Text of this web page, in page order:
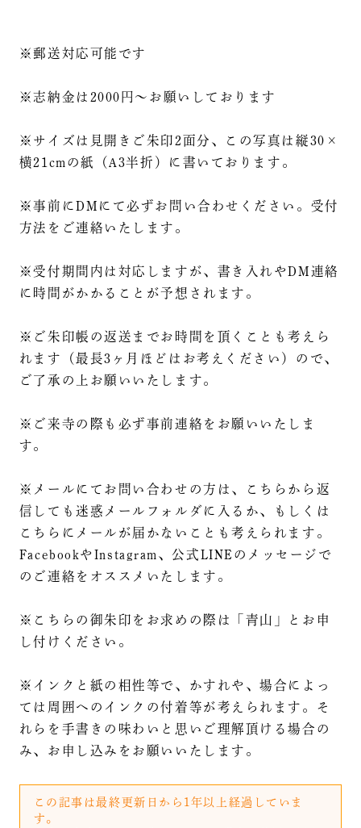
※郵送対応可能です
※志納金は2000円～お願いしております
※サイズは見開きご朱印2面分、この写真は縦30×
横21cmの紙（A3半折）に書いております。
※事前にDMにて必ずお問い合わせください。受付
方法をご連絡いたします。
※受付期間内は対応しますが、書き入れやDM連絡
に時間がかかることが予想されます。
※ご朱印帳の返送までお時間を頂くことも考えら
れます（最長3ヶ月ほどはお考えください）ので、
ご了承の上お願いいたします。
※ご来寺の際も必ず事前連絡をお願いいたしま
す。
※メールにてお問い合わせの方は、こちらから返
信しても迷惑メールフォルダに入るか、もしくは
こちらにメールが届かないことも考えられます。
FacebookやInstagram、公式LINEのメッセージで
のご連絡をオススメいたします。
※こちらの御朱印をお求めの際は「青山」とお申
し付けください。
※インクと紙の相性等で、かすれや、場合によっ
ては周囲へのインクの付着等が考えられます。そ
れらを手書きの味わいと思いご理解頂ける場合の
み、お申し込みをお願いいたします。
この記事は最終更新日から1年以上経過していま
す。